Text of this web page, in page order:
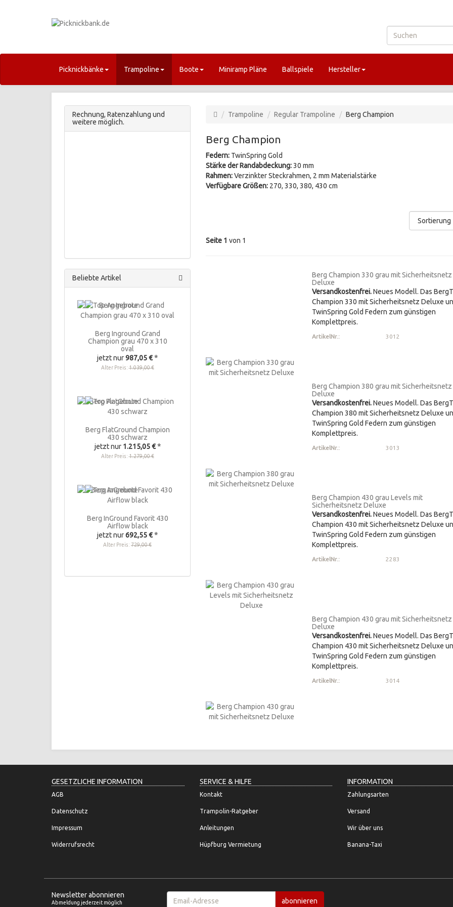
Picknickbänke Trampoline Boote Miniramp Pläne Ballspiele Hersteller
Trampoline Regular Trampoline Berg Champion
Berg Champion
Federn: TwinSpring Gold
Stärke der Randabdeckung:30 mm
Rahmen:Verzinkter Steckrahmen, 2 mm Materialstärke
Verfügbare Größen: 270, 330, 380, 430 cm
Seite 1 von 1
Berg Champion 330 grau mit Sicherheitsnetz
Deluxe
Versandkostenfrei.Neues Modell. Das
Champion 330 mit Sicherheitsnetz Deluxe
TwinSpring Gold Federn zum günstigen
Komplettpreis.
ArtikelNr.: 3012
Berg Champion 380 grau mit Sicherheitsnetz
Deluxe
Versandkostenfrei.Neues Modell. Das
Champion 380 mit Sicherheitsnetz Deluxe
TwinSpring Gold Federn zum günstigen
Komplettpreis.
ArtikelNr.: 3013
Berg Champion 430 grau Levels mit
Sicherheitsnetz Deluxe
Versandkostenfrei.Neues Modell. Das
Champion 430 mit Sicherheitsnetz Deluxe
TwinSpring Gold Federn zum günstigen
Komplettpreis.
ArtikelNr.: 2283
Berg Champion 430 grau mit Sicherheitsnetz
Deluxe
Versandkostenfrei.Neues Modell. Das
Champion 430 mit Sicherheitsnetz Deluxe
TwinSpring Gold Federn zum günstigen
Komplettpreis.
ArtikelNr.: 3014
Rechnung, Ratenzahlung und
weitere möglich.
Beliebte Artikel
Berg Inground Grand
Champion grau 470 x 310
oval
jetzt nur987,05 €*
Alter Preis:1.039,00 €
Berg FlatGround Champion
430 schwarz
jetzt nur 1.215,05 € *
Alter Preis:1.279,00 €
Berg InGround Favorit 430
Airflow black
jetzt nur692,55 €*
Alter Preis: 729,00 €
GESETZLICHE INFORMATION
AGB
Datenschutz
Impressum
Widerrufsrecht
SERVICE & HILFE
Kontakt
Trampolin-Ratgeber
Anleitungen
Hüpfburg Vermietung
INFORMATION
Zahlungsarten
Versand
Wir über uns
Banana-Taxi
Newsletter abonnieren
Abmeldung jederzeit möglich
Email-
Adresse
abonnieren